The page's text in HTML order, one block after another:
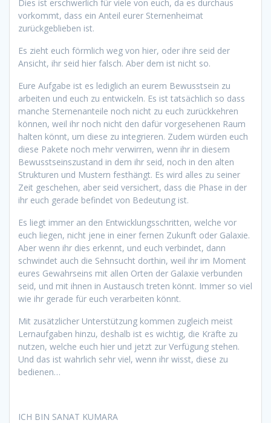
Dies ist erschwerlich für viele von euch, da es durchaus
vorkommt, dass ein Anteil eurer Sternenheimat
zurückgeblieben ist.
Es zieht euch förmlich weg von hier, oder ihre seid der
Ansicht, ihr seid hier falsch. Aber dem ist nicht so.
Eure Aufgabe ist es lediglich an eurem Bewusstsein zu
arbeiten und euch zu entwickeln. Es ist tatsächlich so dass
manche Sternenanteile noch nicht zu euch zurückkehren
können, weil ihr noch nicht den dafür vorgesehenen Raum
halten könnt, um diese zu integrieren. Zudem würden euch
diese Pakete noch mehr verwirren, wenn ihr in diesem
Bewusstseinszustand in dem ihr seid, noch in den alten
Strukturen und Mustern festhängt. Es wird alles zu seiner
Zeit geschehen, aber seid versichert, dass die Phase in der
ihr euch gerade befindet von Bedeutung ist.
Es liegt immer an den Entwicklungsschritten, welche vor
euch liegen, nicht jene in einer fernen Zukunft oder Galaxie.
Aber wenn ihr dies erkennt, und euch verbindet, dann
schwindet auch die Sehnsucht dorthin, weil ihr im Moment
eures Gewahrseins mit allen Orten der Galaxie verbunden
seid, und mit ihnen in Austausch treten könnt. Immer so viel
wie ihr gerade für euch verarbeiten könnt.
Mit zusätzlicher Unterstützung kommen zugleich meist
Lernaufgaben hinzu, deshalb ist es wichtig, die Kräfte zu
nutzen, welche euch hier und jetzt zur Verfügung stehen.
Und das ist wahrlich sehr viel, wenn ihr wisst, diese zu
bedienen…
ICH BIN SANAT KUMARA